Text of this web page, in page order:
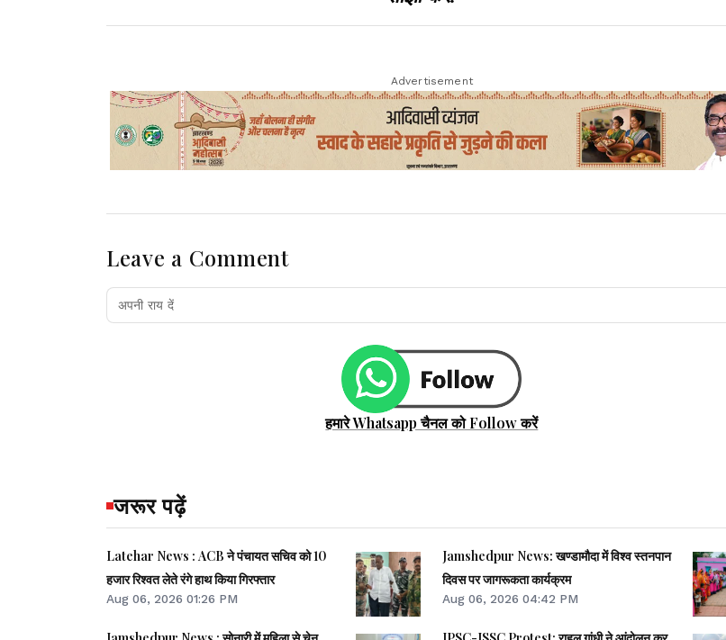
Advertisement
Leave a Comment
हमारे Whatsapp चैनल को Follow करें
जरूर पढ़ें
Latehar News : ACB ने पंचायत सचिव को 10
हजार रिश्वत लेते रंगे हाथ किया गिरफ्तार
Aug 06, 2026 01:26 PM
Jamshedpur News: खण्डामौदा में विश्व स्तनपान
दिवस पर जागरूकता कार्यक्रम
Aug 06, 2026 04:42 PM